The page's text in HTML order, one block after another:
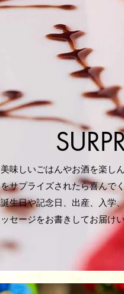
美味しいごはんやお酒を楽し
をサプライズされたら喜んで
誕生日や記念日、出産、入学
ッセージをお書きしてお届け